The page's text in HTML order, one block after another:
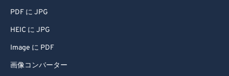
PDF に JPG
HEIC に JPG
Image に PDF
画像コンバーター